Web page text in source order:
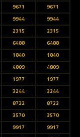
9671
9671
9944
9944
2315
2315
6488
6488
1840
1840
4809
4809
1977
1977
3244
3244
8722
8722
3570
3570
9917
9917